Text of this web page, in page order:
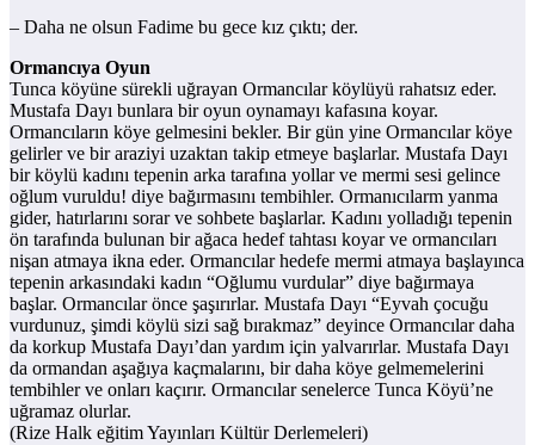
– Daha ne olsun Fadime bu gece kız çıktı; der.
Ormancıya Oyun
Tunca köyüne sürekli uğrayan Ormancılar köylüyü rahatsız eder.
Mustafa Dayı bunlara bir oyun oynamayı kafasına koyar.
Ormancıların köye gelmesini bekler. Bir gün yine Ormancılar köye
gelirler ve bir araziyi uzaktan takip etmeye başlarlar. Mustafa Dayı
bir köylü kadını tepenin arka tarafına yollar ve mermi sesi gelince
oğlum vuruldu! diye bağırmasını tembihler. Ormanıcılarm yanma
gider, hatırlarını sorar ve sohbete başlarlar. Kadını yolladığı tepenin
ön tarafında bulunan bir ağaca hedef tahtası koyar ve ormancıları
nişan atmaya ikna eder. Ormancılar hedefe mermi atmaya başlayınca
tepenin arkasındaki kadın “Oğlumu vurdular” diye bağırmaya
başlar. Ormancılar önce şaşırırlar. Mustafa Dayı “Eyvah çocuğu
vurdunuz, şimdi köylü sizi sağ bırakmaz” deyince Ormancılar daha
da korkup Mustafa Dayı’dan yardım için yalvarırlar. Mustafa Dayı
da ormandan aşağıya kaçmalarını, bir daha köye gelmemelerini
tembihler ve onları kaçırır. Ormancılar senelerce Tunca Köyü’ne
uğramaz olurlar.
(Rize Halk eğitim Yayınları Kültür Derlemeleri)